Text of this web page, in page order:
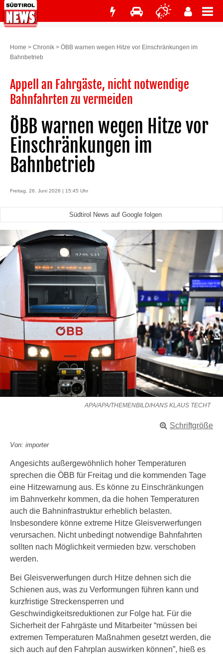
Home > Chronik > ÖBB warnen wegen Hitze vor Einschränkungen im
Bahnbetrieb
Appell an Fahrgäste, nicht notwendige
Bahnfahrten zu vermeiden
ÖBB warnen wegen Hitze vor
Einschränkungen im
Bahnbetrieb
Freitag, 26. Juni 2026 | 15:45 Uhr
Südtirol News auf Google folgen
APA/APA/THEMENBILD/HANS KLAUS TECHT
Schriftgröße
Von: importer
Angesichts außergewöhnlich hoher Temperaturen
sprechen die ÖBB für Freitag und die kommenden Tage
eine Hitzewarnung aus. Es könne zu Einschränkungen
im Bahnverkehr kommen, da die hohen Temperaturen
auch die Bahninfrastruktur erheblich belasten.
Insbesondere könne extreme Hitze Gleisverwerfungen
verursachen. Nicht unbedingt notwendige Bahnfahrten
sollten nach Möglichkeit vermieden bzw. verschoben
werden.
Bei Gleisverwerfungen durch Hitze dehnen sich die
Schienen aus, was zu Verformungen führen kann und
kurzfristige Streckensperren und
Geschwindigkeitsreduktionen zur Folge hat. Für die
Sicherheit der Fahrgäste und Mitarbeiter “müssen bei
extremen Temperaturen Maßnahmen gesetzt werden, die
sich auch auf den Fahrplan auswirken können”, hieß es